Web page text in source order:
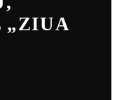
„ZIUA